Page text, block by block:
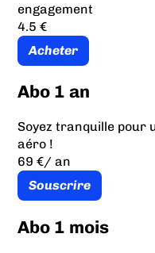
engagement
4.5 €
Acheter
Abo 1 an
Soyez tranquille pour
aéro !
69 €/ an
Souscrire
Abo 1 mois